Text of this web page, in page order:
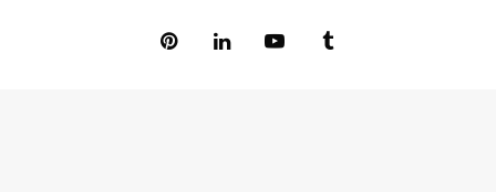
PinterestLinkedInYouTubeTumblr